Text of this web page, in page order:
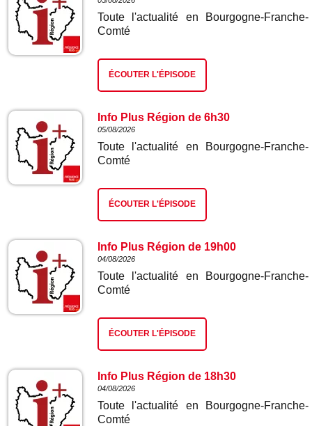
Toute l'actualité en Bourgogne-Franche-
Comté
ÉCOUTER L'ÉPISODE
Info Plus Région de 6h30
05/08/2026
Toute l'actualité en Bourgogne-Franche-
Comté
ÉCOUTER L'ÉPISODE
Info Plus Région de 19h00
04/08/2026
Toute l'actualité en Bourgogne-Franche-
Comté
ÉCOUTER L'ÉPISODE
Info Plus Région de 18h30
04/08/2026
Toute l'actualité en Bourgogne-Franche-
Comté